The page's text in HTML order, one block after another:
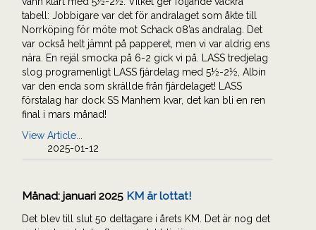
tabell: Jobbigare var det för andralaget som åkte till
Norrköping för möte mot Schack 08’as andralag. Det
var också helt jämnt på papperet, men vi var aldrig ens
nära. En rejäl smocka på 6-2 gick vi på. LASS tredjelag
slog programenligt LASS fjärdelag med 5½-2½, Albin
var den enda som skrällde från fjärdelaget! LASS
förstalag har dock SS Manhem kvar, det kan bli en ren
final i mars månad!
View Article...
2025-01-12
Månad: januari 2025 KM är lottat!
Det blev till slut 50 deltagare i årets KM. Det är nog det